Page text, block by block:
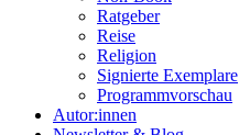
Ratgeber
Reise
Religion
Signierte Exemplare
Programmvorschau
Autor:innen